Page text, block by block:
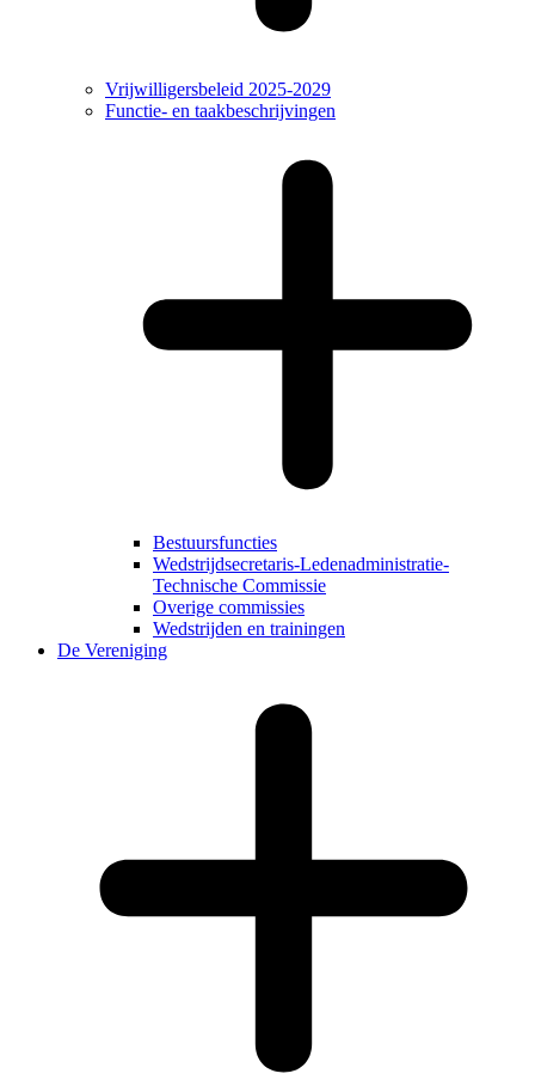
Vrijwilligersbeleid 2025-2029
Functie- en taakbeschrijvingen
Bestuursfuncties
Wedstrijdsecretaris-Ledenadministratie-
Technische Commissie
Overige commissies
Wedstrijden en trainingen
De Vereniging